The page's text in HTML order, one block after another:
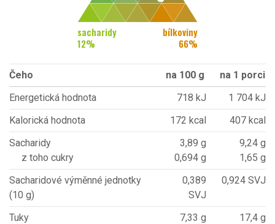
sacharidy
12%
bílkoviny
66%
Čeho na 100 g
na 1 porci
Energetická hodnota
718 kJ
1 704 kJ
Kalorická hodnota
172 kcal
407 kcal
Sacharidy
z toho cukry
3,89 g
0,694 g
9,24 g
1,65 g
Sacharidové výměnné jednotky
(10 g)
0,389
SVJ
0,924 SVJ
Tuky
7,33 g
17,4 g